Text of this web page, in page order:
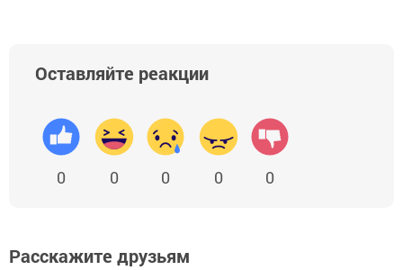
Оставляйте реакции
0 0 0 0 0
Расскажите друзьям